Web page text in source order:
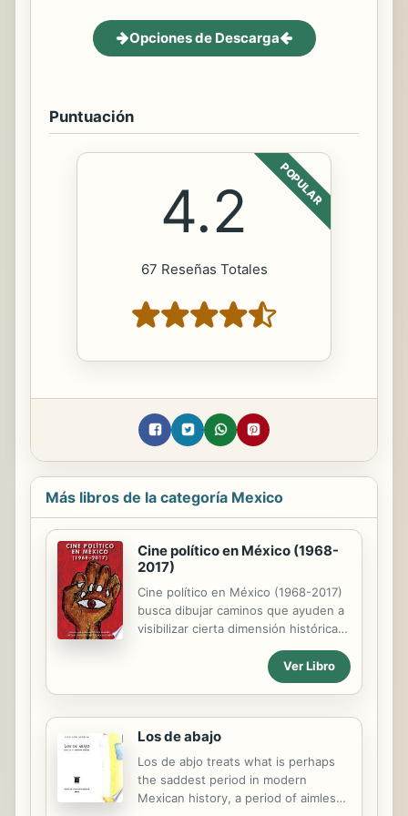
Opciones de Descarga
Puntuación
POPULAR
4.2
67 Reseñas Totales
Más libros de la categoría Mexico
Cine político en México (1968-
2017)
Cine político en México (1968-2017)
busca dibujar caminos que ayuden a
visibilizar cierta dimensión histórica,
México; apela a valorar el quehacer
cinematográfico y audiovisual en su
culturales; y se pregunta acerca de
los horizontes que se manifiestan, y
los efectos que se producen en esa
conexión que establece con la
realidad. Buscamos establecer un
Ver Libro
Los de abajo
Los de abjo treats what is perhaps
the saddest period in modern
Mexican history, a period of aimless